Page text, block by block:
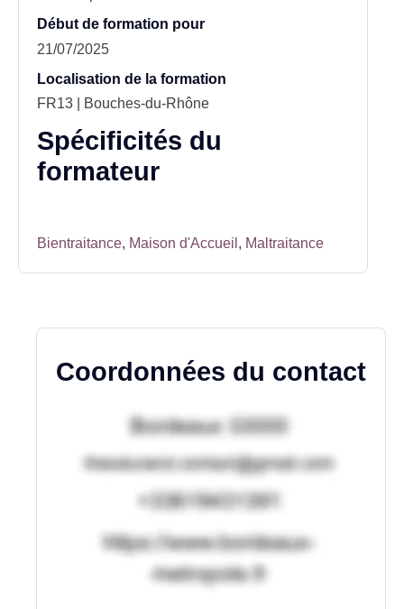
Début de formation pour
21/07/2025
Localisation de la formation
FR13 | Bouches-du-Rhône
Spécificités du
formateur
Bientraitance, Maison d'Accueil , Maltraitance
Coordonnées du contact